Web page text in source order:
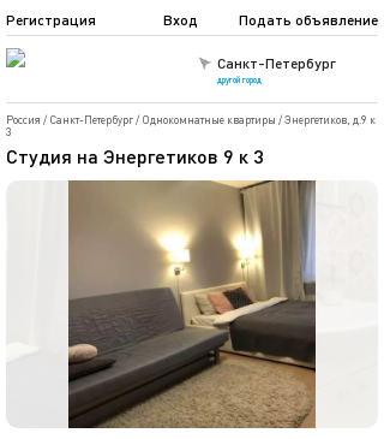
Санкт-Петербург
другой город
Подать объявление
Регистрация Вход
Россия / Санкт-Петербург/ Однокомнатные квартиры /Энергетиков, д.9 к
3
Студия на Энергетиков 9 к 3